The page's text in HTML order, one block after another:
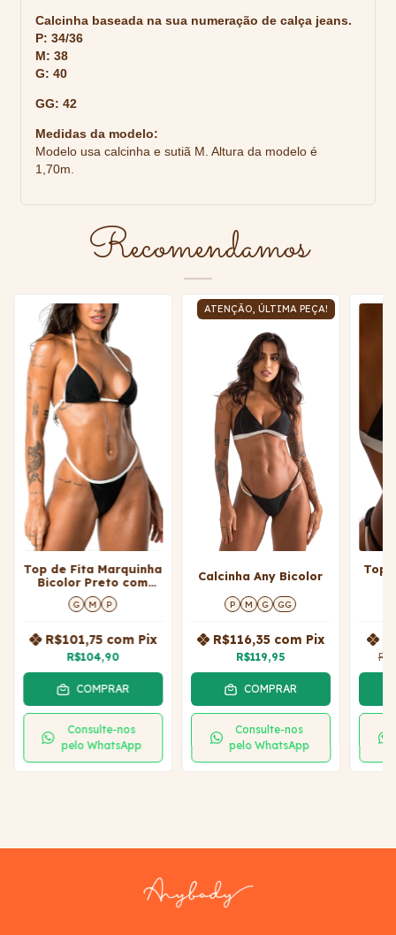
Calcinha baseada na sua numeração de calça jeans.
P: 34/36
M: 38
G: 40
GG: 42
Medidas da modelo:
Modelo usa calcinha e sutiã M. Altura da modelo é
1,70m.
Recomendamos
Top de Fita Marquinha
Bicolor Preto com
OffWhite Jojo
G M P
R$104,90
R$101,75 com Pix
COMPRAR
Consulte-nos
pelo WhatsApp
ATENÇÃO, ÚLTIMA PEÇA!
Calcinha Any Bicolor
P M G GG
R$119,95
R$116,35 com Pix
COMPRAR
Consulte-nos
pelo WhatsApp
Top